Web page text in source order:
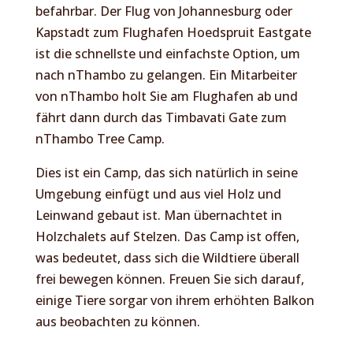
befahrbar. Der Flug von Johannesburg oder
Kapstadt zum Flughafen Hoedspruit Eastgate
ist die schnellste und einfachste Option, um
nach nThambo zu gelangen. Ein Mitarbeiter
von nThambo holt Sie am Flughafen ab und
fährt dann durch das Timbavati Gate zum
nThambo Tree Camp.
Dies ist ein Camp, das sich natürlich in seine
Umgebung einfügt und aus viel Holz und
Leinwand gebaut ist. Man übernachtet in
Holzchalets auf Stelzen. Das Camp ist offen,
was bedeutet, dass sich die Wildtiere überall
frei bewegen können. Freuen Sie sich darauf,
einige Tiere sorgar von ihrem erhöhten Balkon
aus beobachten zu können.